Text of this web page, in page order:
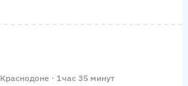
· 1 час 35 минут